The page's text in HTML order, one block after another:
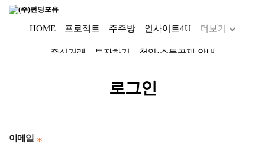
HOME 프로젝트 주주방 인사이트4U 더보기
주식거래 투자하기 청약·소득공제 안내
로그인
이메일